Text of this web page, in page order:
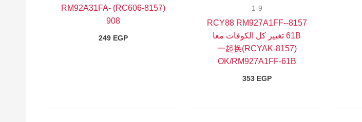
1-9
8157-RCY88 RM927A1FF-
61B تغيير كل الكوفات معا
(RCYAK-8157)一起换
OK/RM927A1FF-61B
353 EGP
(8157-RC606) RM92A31FA-
908
249 EGP